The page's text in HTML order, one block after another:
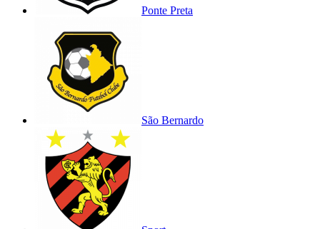
Ponte Preta
São Bernardo